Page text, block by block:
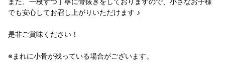
でも安心してお召し上がりいただけます ♪
是非ご賞味ください！
※まれに小骨が残っている場合がございます。